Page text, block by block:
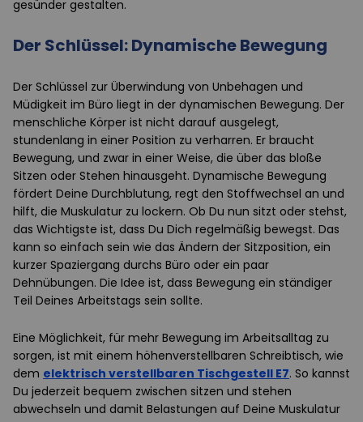
gesünder gestalten.
Der Schlüssel: Dynamische Bewegung
Der Schlüssel zur Überwindung von Unbehagen und
Müdigkeit im Büro liegt in der dynamischen Bewegung. Der
menschliche Körper ist nicht darauf ausgelegt,
stundenlang in einer Position zu verharren. Er braucht
Bewegung, und zwar in einer Weise, die über das bloße
Sitzen oder Stehen hinausgeht. Dynamische Bewegung
fördert Deine Durchblutung, regt den Stoffwechsel an und
hilft, die Muskulatur zu lockern. Ob Du nun sitzt oder stehst,
das Wichtigste ist, dass Du Dich regelmäßig bewegst. Das
kann so einfach sein wie das Ändern der Sitzposition, ein
kurzer Spaziergang durchs Büro oder ein paar
Dehnübungen. Die Idee ist, dass Bewegung ein ständiger
Teil Deines Arbeitstags sein sollte.
Eine Möglichkeit, für mehr Bewegung im Arbeitsalltag zu
sorgen, ist mit einem höhenverstellbaren Schreibtisch, wie
dem elektrisch verstellbaren Tischgestell E7. So kannst
Du jederzeit bequem zwischen sitzen und stehen
abwechseln und damit Belastungen auf Deine Muskulatur